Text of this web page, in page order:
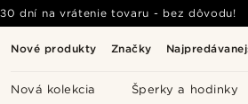
Nové produkty Značky
Nová kolekcia Šperky a hodinky
30 dní na vrátenie tovaru - bez dôvodu!